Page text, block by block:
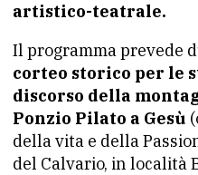
artistico-teatrale.
Il programma prevede
corteo storico per le
discorso della
Ponzio Pilato a Gesù
della vita e della
del Calvario, in località